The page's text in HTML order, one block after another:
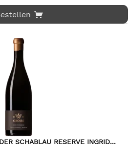
SCHABLAU RESERVE INGRID...